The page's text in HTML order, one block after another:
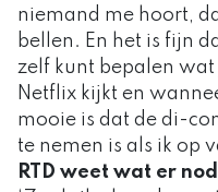
niemand me hoort,
bellen. En het is fijn
zelf kunt bepalen
Netflix kijkt en
mooie is dat de di-
te nemen is als ik op
RTD weet wat er